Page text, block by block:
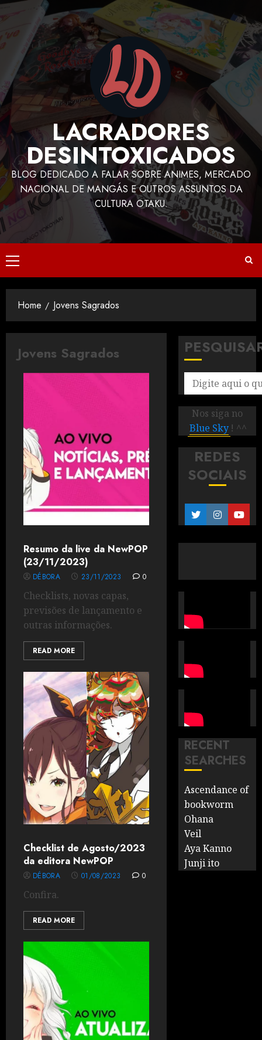
LACRADORES
DESINTOXICADOS
BLOG DEDICADO A FALAR SOBRE ANIMES, MERCADO
NACIONAL DE MANGÁS E OUTROS ASSUNTOS DA
CULTURA OTAKU.
Home Jovens Sagrados
Jovens Sagrados
Resumo da live da NewPOP
(23/11/2023)
DÉBORA 23/11/2023 0
Checklists, novas capas,
previsões de lançamento e
outras informações.
READ MORE
Checklist de Agosto/2023
da editora NewPOP
DÉBORA 01/08/2023 0
Confira.
READ MORE
Nos siga no
Blue Sky ! ^^
REDES
SOCIAIS
RECENT
SEARCHES
Ascendance of
bookworm
Ohana
Veil
Aya Kanno
Junji ito